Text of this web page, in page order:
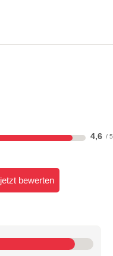
4,6
jetzt bewerten